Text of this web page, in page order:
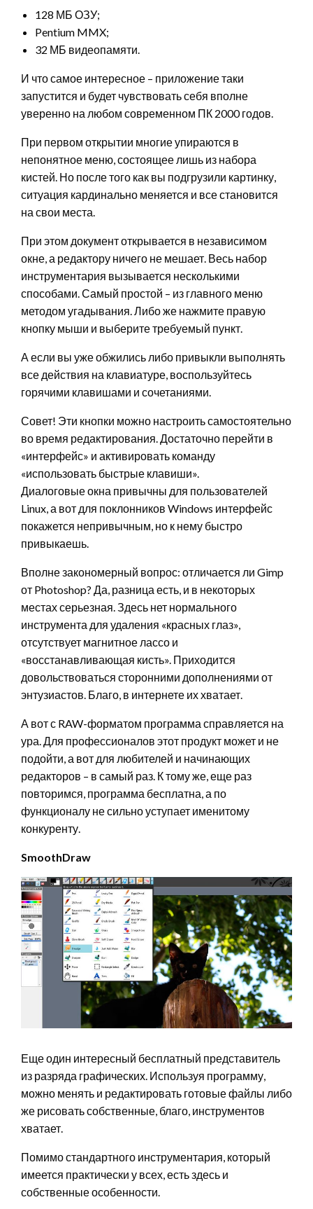
128 МБ ОЗУ;
Pentium MMX;
32 МБ видеопамяти.
И что самое интересное – приложение таки
запустится и будет чувствовать себя вполне
уверенно на любом современном ПК 2000 годов.
При первом открытии многие упираются в
непонятное меню, состоящее лишь из набора
кистей. Но после того как вы подгрузили картинку,
ситуация кардинально меняется и все становится
на свои места.
При этом документ открывается в независимом
окне, а редактору ничего не мешает. Весь набор
инструментария вызывается несколькими
способами. Самый простой – из главного меню
методом угадывания. Либо же нажмите правую
кнопку мыши и выберите требуемый пункт.
А если вы уже обжились либо привыкли выполнять
все действия на клавиатуре, воспользуйтесь
горячими клавишами и сочетаниями.
Совет! Эти кнопки можно настроить самостоятельно
во время редактирования. Достаточно перейти в
«интерфейс» и активировать команду
«использовать быстрые клавиши».
Диалоговые окна привычны для пользователей
Linux, а вот для поклонников Windows интерфейс
покажется непривычным, но к нему быстро
привыкаешь.
Вполне закономерный вопрос: отличается ли Gimp
от Photoshop? Да, разница есть, и в некоторых
местах серьезная. Здесь нет нормального
инструмента для удаления «красных глаз»,
отсутствует магнитное лассо и
«восстанавливающая кисть». Приходится
довольствоваться сторонними дополнениями от
энтузиастов. Благо, в интернете их хватает.
А вот с RAW-форматом программа справляется на
ура. Для профессионалов этот продукт может и не
подойти, а вот для любителей и начинающих
редакторов – в самый раз. К тому же, еще раз
повторимся, программа бесплатна, а по
функционалу не сильно уступает именитому
конкуренту.
SmoothDraw
Еще один интересный бесплатный представитель
из разряда графических. Используя программу,
можно менять и редактировать готовые файлы либо
же рисовать собственные, благо, инструментов
хватает.
Помимо стандартного инструментария, который
имеется практически у всех, есть здесь и
собственные особенности.